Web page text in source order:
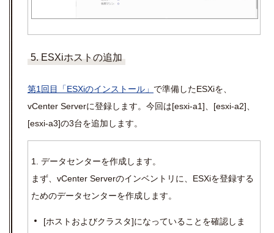
5. ESXiホストの追加
第1回目「ESXiのインストール」 で準備したESXiを、
vCenter Serverに登録します。今回は[esxi-a1]、[esxi-a2]、
[esxi-a3]の3台を追加します。
1. データセンターを作成します。
まず、 vCenter Serverのインベントリに、 ESXiを登録する
ためのデータセンターを作成します。
[ホストおよびクラスタ]になっていることを確認しま